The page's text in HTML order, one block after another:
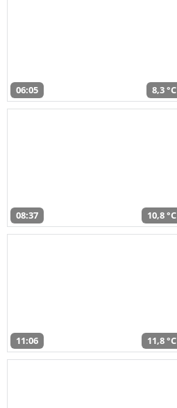
06:05 8,3 °C
08:37 10,8 °C
11:06 11,8 °C